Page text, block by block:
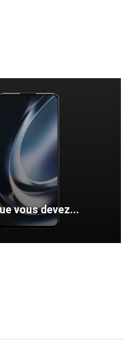
vous devez...